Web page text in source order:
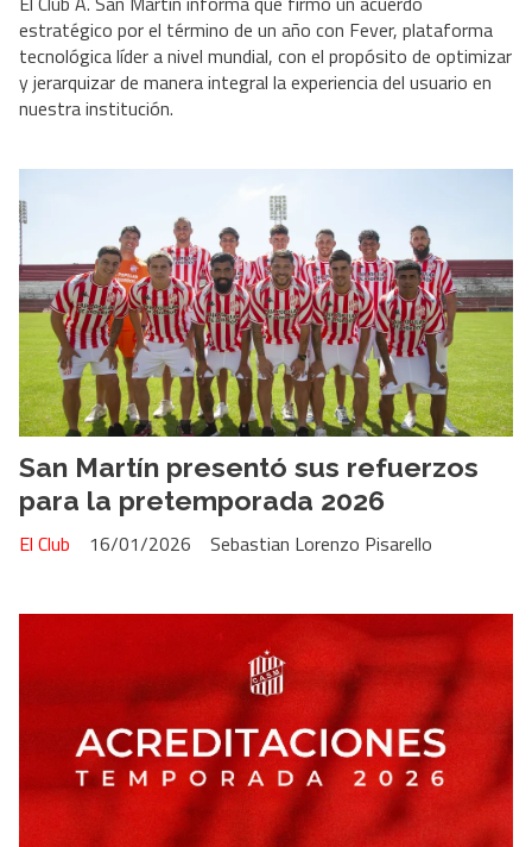
estratégico por el término de un año con Fever, plataforma
tecnológica líder a nivel mundial, con el propósito de optimizar
y jerarquizar de manera integral la experiencia del usuario en
nuestra institución.
San Martín presentó sus refuerzos
para la pretemporada 2026
Sebastian Lorenzo Pisarello
El Club 16/01/2026